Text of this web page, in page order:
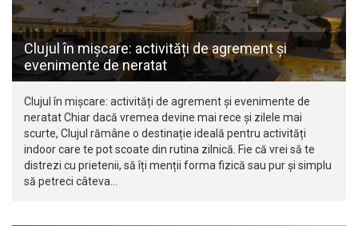
Clujul în mișcare: activități de agrement și
evenimente de neratat
Clujul în mișcare: activități de agrement și evenimente de
neratat Chiar dacă vremea devine mai rece și zilele mai
scurte, Clujul rămâne o destinație ideală pentru activități
indoor care te pot scoate din rutina zilnică. Fie că vrei să te
distrezi cu prietenii, să îți menții forma fizică sau pur și simplu
să petreci câteva…